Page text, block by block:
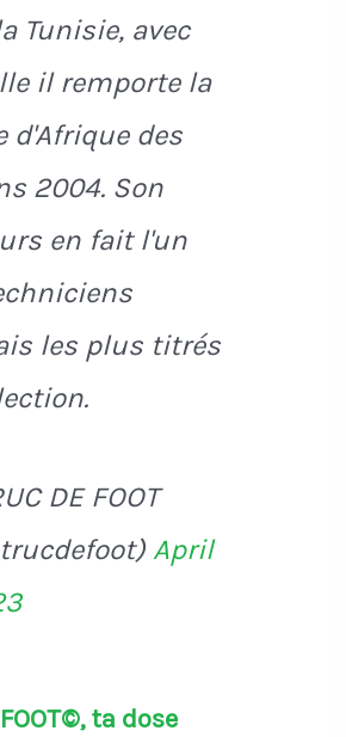
Tunisie, avec
il remporte la
d'Afrique des
2004. Son
en fait l'un
les plus titrés
DE FOOT
April
ta dose